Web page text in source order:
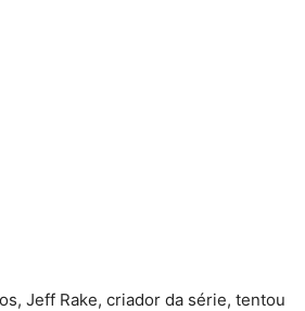
Jeff Rake, criador da série, tentou